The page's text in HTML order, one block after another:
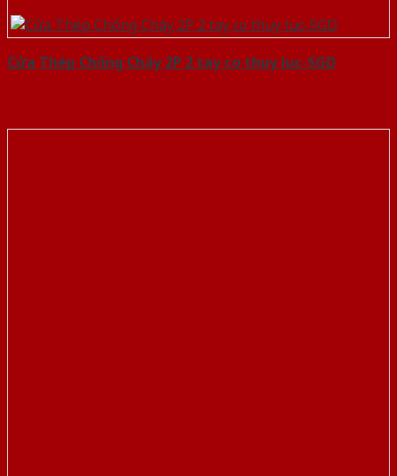
Cửa Thép Chống Cháy 2P 2 tay co thuy luc-SGD